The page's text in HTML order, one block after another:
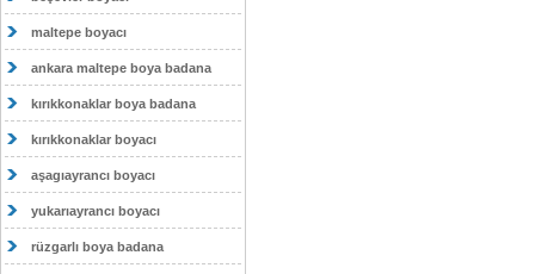
maltepe boyacı
ankara maltepe boya badana
kırıkkonaklar boya badana
kırıkkonaklar boyacı
aşagıayrancı boyacı
yukarıayrancı boyacı
rüzgarlı boya badana